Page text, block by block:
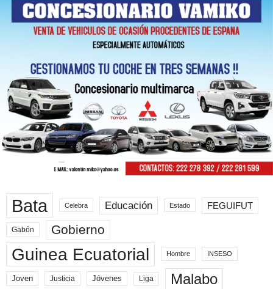
Bata Celebra Educación Estado FEGUIFUT
Gabón Gobierno
Guinea Ecuatorial Hombre INSESO
Joven Justicia Jóvenes Liga Malabo